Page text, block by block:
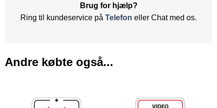
Brug for hjælp?
Ring til kundeservice på Telefon eller Chat med os.
Andre købte også...